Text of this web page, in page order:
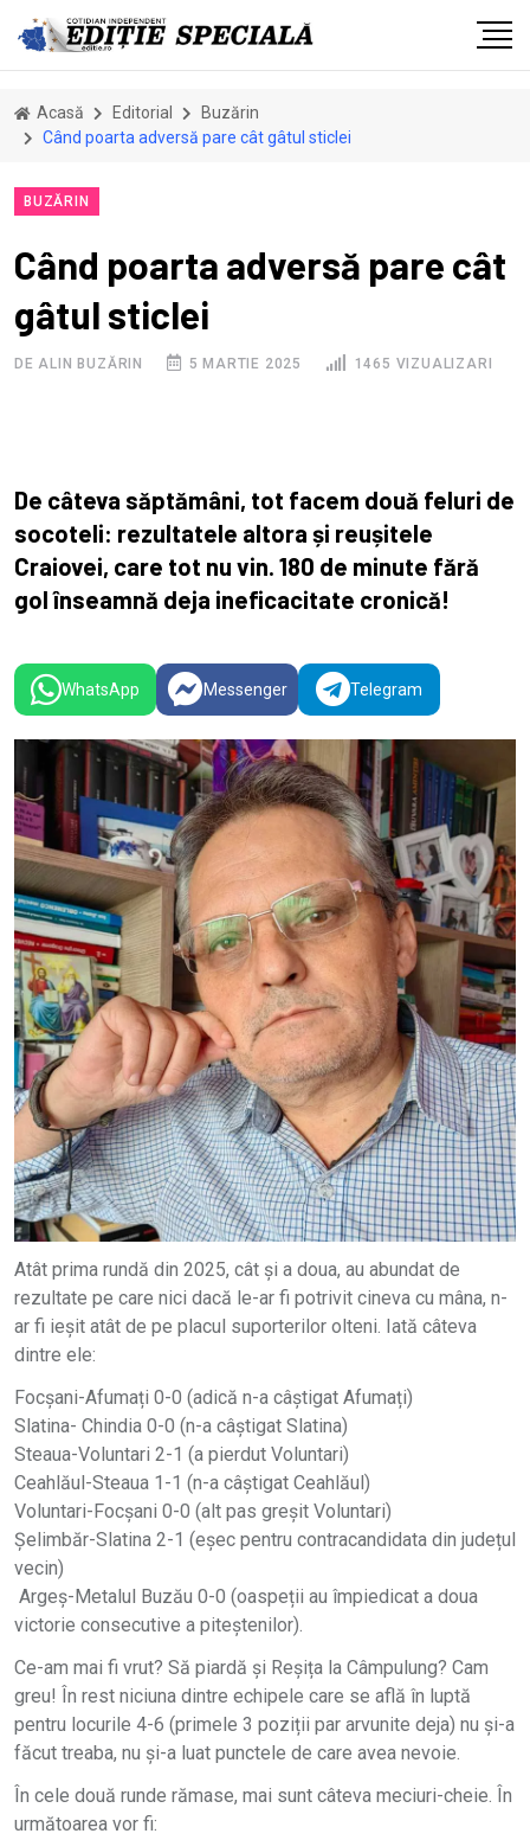
Acasă Editorial
Buzărin
Când poarta adversă pare cât gâtul sticlei
BUZĂRIN
Când poarta adversă pare cât
gâtul sticlei
DE ALIN BUZĂRIN 5 MARTIE 2025 1465 VIZUALIZARI
De câteva săptămâni, tot facem două feluri de
socoteli: rezultatele altora și reușitele
Craiovei, care tot nu vin. 180 de minute fără
gol înseamnă deja ineficacitate cronică!
WhatsApp Messenger Telegram
Atât prima rundă din 2025, cât și a doua, au abundat de
rezultate pe care nici dacă le-ar fi potrivit cineva cu mâna, n-
ar fi ieșit atât de pe placul suporterilor olteni. Iată câteva
dintre ele:
Focșani-Afumați 0-0 (adică n-a câștigat Afumați)
Slatina- Chindia 0-0 (n-a câștigat Slatina)
Steaua-Voluntari 2-1 (a pierdut Voluntari)
Ceahlăul-Steaua 1-1 (n-a câștigat Ceahlăul)
Voluntari-Focșani 0-0 (alt pas greșit Voluntari)
Șelimbăr-Slatina 2-1 (eșec pentru contracandidata din județul
vecin)
Argeș-Metalul Buzău 0-0 (oaspeții au împiedicat a doua
victorie consecutive a piteștenilor).
Ce-am mai fi vrut? Să piardă și Reșița la Câmpulung? Cam
greu! În rest niciuna dintre echipele care se află în luptă
pentru locurile 4-6 (primele 3 poziții par arvunite deja) nu și-a
făcut treaba, nu și-a luat punctele de care avea nevoie.
În cele două runde rămase, mai sunt câteva meciuri-cheie. În
următoarea vor fi: